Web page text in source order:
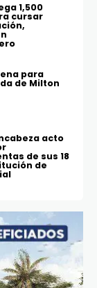
1,500
cursar
para
de Milton
acto
de sus 18
de